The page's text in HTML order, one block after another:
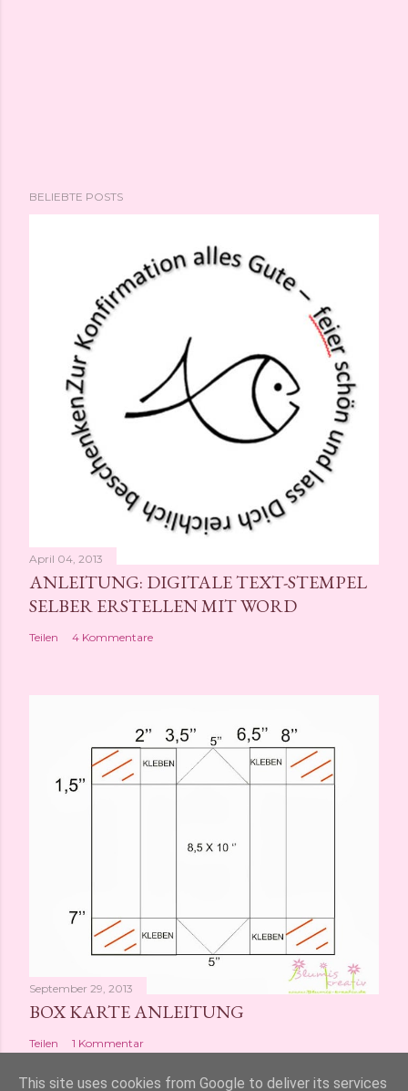
BELIEBTE POSTS
April 04, 2013
ANLEITUNG: DIGITALE TEXT-STEMPEL
SELBER ERSTELLEN MIT WORD
Teilen 4 Kommentare
September 29, 2013
BOX KARTE ANLEITUNG
Teilen 1 Kommentar
This site uses cookies from Google to deliver its services